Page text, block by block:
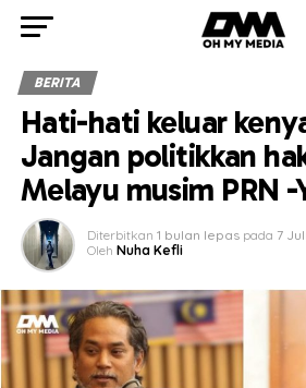
BERITA
Hati-hati keluar
Jangan politikkan
Melayu musim PRN -
Diterbitkan 1 bulan lepas pada 7
Oleh Nuha Kefli